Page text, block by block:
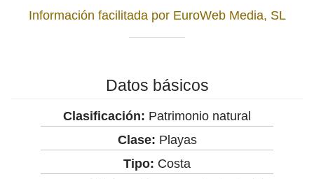
Información facilitada por EuroWeb Media, SL
Datos básicos
Clasificación: Patrimonio natural
Clase: Playas
Tipo: Costa